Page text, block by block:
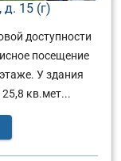
15 (г)
доступности
посещение
У здания
кв.мет...